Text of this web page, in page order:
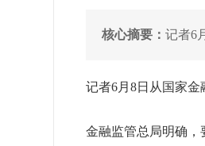
核心摘要：记者6
记者6月8日从国家金
金融监管总局明确，